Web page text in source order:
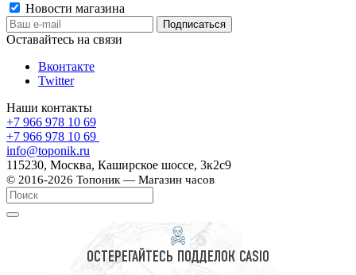
Новости магазина
Оставайтесь на связи
Вконтакте
Twitter
Наши контакты
+7 966 978 10 69
+7 966 978 10 69
info@toponik.ru
115230, Москва, Каширское шоссе, 3к2с9
© 2016-2026 Топоник — Магазин часов
ОСТЕРЕГАЙТЕСЬ ПОДДЕЛОК CASIO